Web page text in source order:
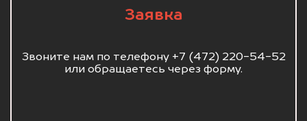
Заявка
Звоните нам по телефону +7 (472) 220-54-52
или обращаетесь через форму.